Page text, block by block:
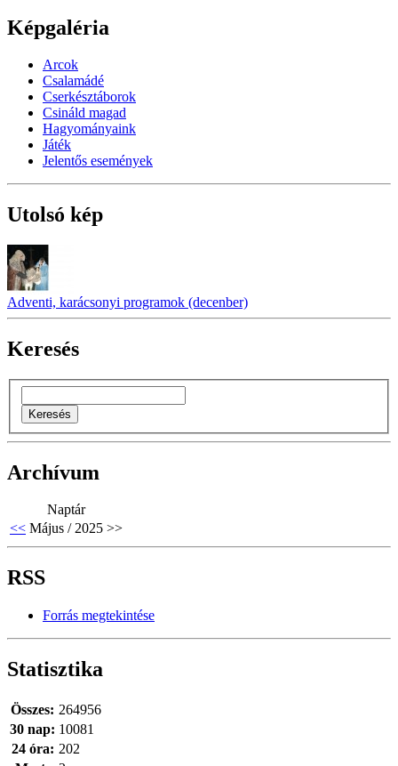
Képgaléria
Arcok
Csalamádé
Cserkésztáborok
Csináld magad
Hagyományaink
Játék
Jelentős események
Utolsó kép
Adventi, karácsonyi programok (decenber)
Keresés
Archívum
Naptár
<< Május / 2025 >>
RSS
Forrás megtekintése
Statisztika
Összes: 264956
30 nap: 10081
24 óra: 202